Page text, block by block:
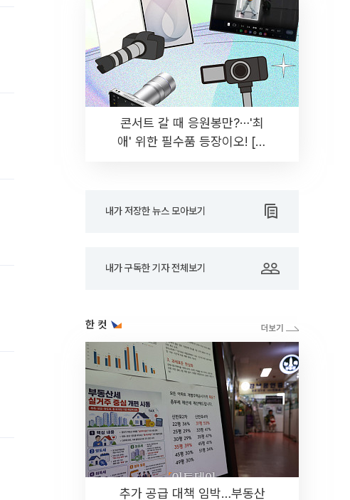
콘서트 갈 때 응원봉만?⋯'최
애' 위한 필수품 등장이오! [솔
내가 저장한 뉴스 모아보기
내가 구독한 기자 전체보기
한 컷
추가 공급 대책 임박…부동산